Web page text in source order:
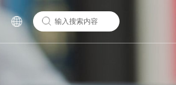
联系我们